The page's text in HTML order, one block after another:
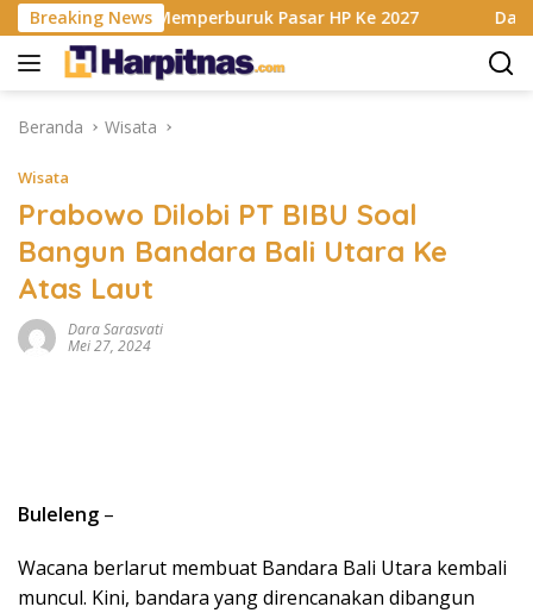
Langsung
ke
konten
Breaking News
Memperburuk Pasar HP Ke 2027 Dapur
Beranda Wisata
Wisata
Prabowo Dilobi PT BIBU Soal
Bangun Bandara Bali Utara Ke
Atas Laut
Dara Sarasvati
Mei 27, 2024
Buleleng –
Wacana berlarut membuat Bandara Bali Utara kembali
muncul. Kini, bandara yang direncanakan dibangun